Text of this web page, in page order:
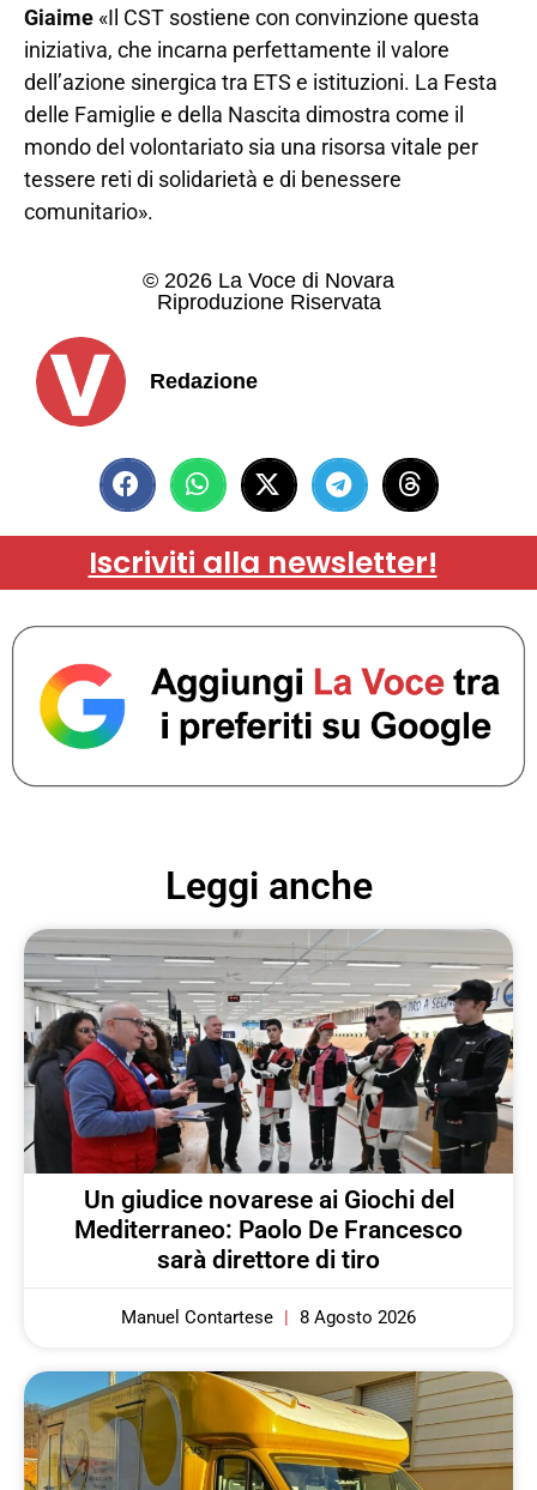
Giaime «Il CST sostiene con convinzione questa
iniziativa, che incarna perfettamente il valore
dell’azione sinergica tra ETS e istituzioni. La Festa
delle Famiglie e della Nascita dimostra come il
mondo del volontariato sia una risorsa vitale per
tessere reti di solidarietà e di benessere
comunitario».
© 2026 La Voce di Novara
Riproduzione Riservata
Redazione
Iscriviti alla newsletter!
Leggi anche
Un giudice novarese ai Giochi del
Mediterraneo: Paolo De Francesco
sarà direttore di tiro
Manuel Contartese 8 Agosto 2026